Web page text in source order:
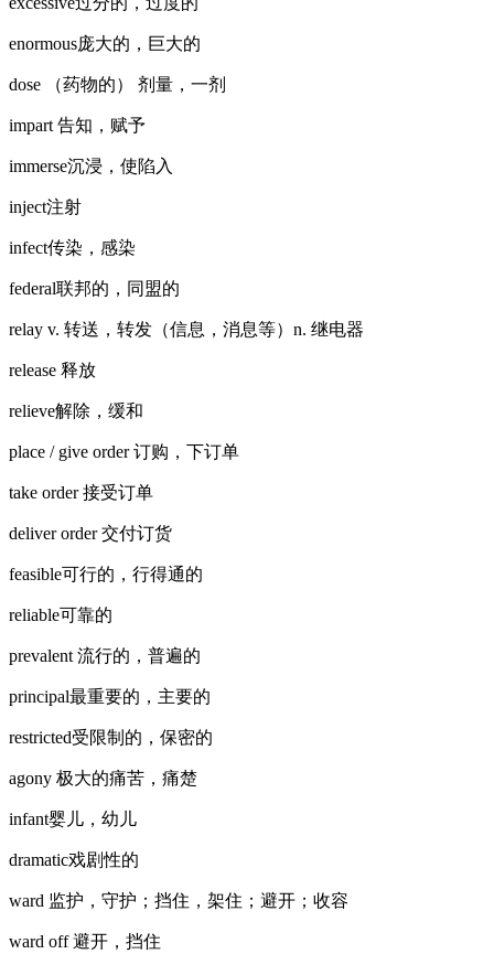
enormous庞大的，巨大的
dose （药物的） 剂量，一剂
impart 告知，赋予
immerse沉浸，使陷入
inject注射
infect传染，感染
federal联邦的，同盟的
relay v. 转送，转发（信息，消息等）n. 继电器
release 释放
relieve解除，缓和
place / give order 订购，下订单
take order 接受订单
deliver order 交付订货
feasible可行的，行得通的
reliable可靠的
prevalent 流行的，普遍的
principal最重要的，主要的
restricted受限制的，保密的
agony 极大的痛苦，痛楚
infant婴儿，幼儿
dramatic戏剧性的
ward 监护，守护；挡住，架住；避开；收容
ward off 避开，挡住